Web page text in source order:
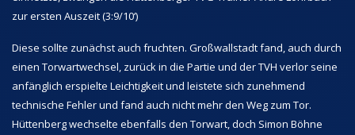
zur ersten Auszeit (3:9/10‘)
Diese sollte zunächst auch fruchten. Großwallstadt fand, auch durch
einen Torwartwechsel, zurück in die Partie und der TVH verlor seine
anfänglich erspielte Leichtigkeit und leistete sich zunehmend
technische Fehler und fand auch nicht mehr den Weg zum Tor.
Hüttenberg wechselte ebenfalls den Torwart, doch Simon Böhne